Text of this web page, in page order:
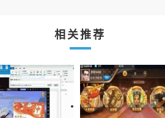
相关推荐